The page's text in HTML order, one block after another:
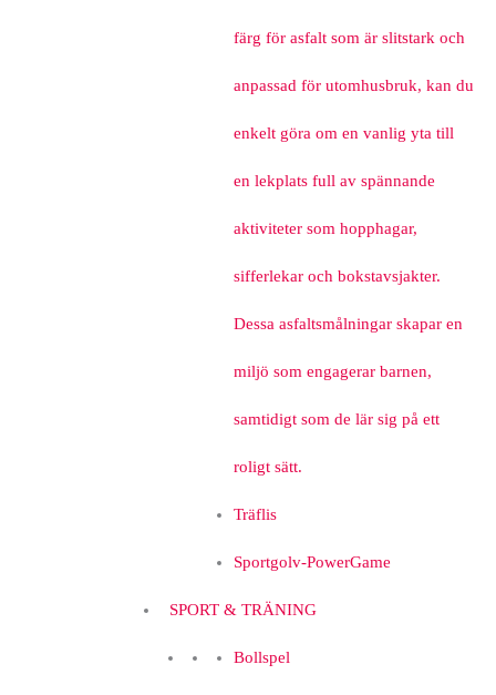
färg för asfalt som är slitstark och
anpassad för utomhusbruk, kan du
enkelt göra om en vanlig yta till
en lekplats full av spännande
aktiviteter som hopphagar,
sifferlekar och bokstavsjakter.
Dessa asfaltsmålningar skapar en
miljö som engagerar barnen,
samtidigt som de lär sig på ett
roligt sätt.
Träflis
Sportgolv-PowerGame
SPORT & TRÄNING
Bollspel